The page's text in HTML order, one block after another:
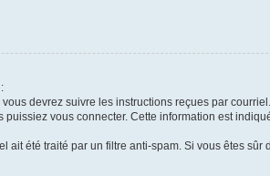
devrez suivre les instructions reçues par
vous connecter. Cette information est
été traité par un filtre anti-spam. Si vous êtes sûr